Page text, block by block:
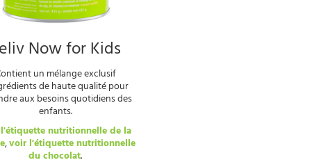
Now for Kids
un mélange exclusif
de haute qualité pour
aux besoins quotidiens des
enfants.
nutritionnelle de la
,voir l'étiquette nutritionnelle
du chocolat.